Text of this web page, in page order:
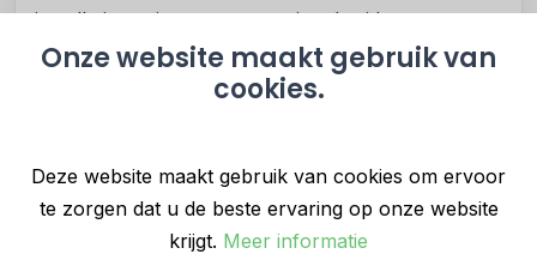
Onze website maakt gebruik van
cookies.
Deze website maakt gebruik van cookies om ervoor
te zorgen dat u de beste ervaring op onze website
krijgt. Meer informatie
installaties te integreren en uit te breiden met een
batterijopslag. Dankzij het plug-and-play-principe
kunnen de componenten snel en eenvoudig
Daarnaast beschikt de thuisbatterij van Solarwatt
over een noodstroomfunctie. Ook bij de